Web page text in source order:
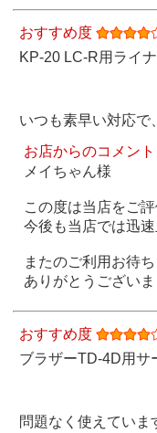
おすすめ度
KP-20 LC-R用ライ
いつも素早い対応で
お店からのコメント
メイちゃん様
この度は当店をご
今後も当店では迅
またのご利用お待
ありがとうござい
おすすめ度
ブラザーTD-4D用
問題なく使えてい